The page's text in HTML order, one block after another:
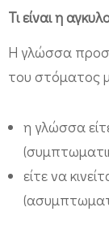
σ
α
ι
Τι είναι η
Η γλώσσα
του στόματος
η γλώσσα
είτε να